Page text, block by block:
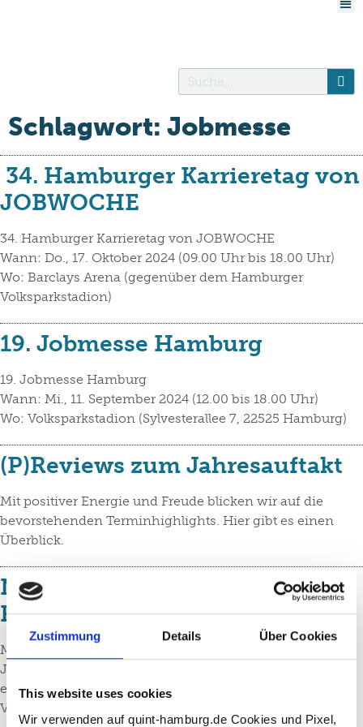
Zustimmung Details Über Cookies
This website uses cookies
Wir verwenden auf quint-hamburg.de Cookies und Pixel,
Schlagwort: Jobmesse
34. Hamburger Karrieretag von
JOBWOCHE
34. Hamburger Karrieretag von JOBWOCHE
Wann: Do., 17. Oktober 2024 (09.00 Uhr bis 18.00 Uhr)
Wo: Barclays Arena (gegenüber dem Hamburger
Volksparkstadion)
19. Jobmesse Hamburg
19. Jobmesse Hamburg
Wann: Mi., 11. September 2024 (12.00 bis 18.00 Uhr)
Wo: Volksparkstadion (Sylvesterallee 7, 22525 Hamburg)
(P)Reviews zum Jahresauftakt
Mit positiver Energie und Freude blicken wir auf die
bevorstehenden Terminhighlights. Hier gibt es einen
Überblick.
Neuer Job gefällig? – So lief
Hamburgs größte Jobmesse
Mit der 31. Job- und Weiterbildungsmesse von
JOBWOCHE geht für das Quint-Team nach 5
erfolgreichen Messen innerhalb kurzer Zeit ein richtiger
Veranstaltungsmarathon zu Ende.